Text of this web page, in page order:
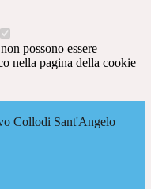
possono essere
nella pagina della cookie
Collodi Sant'Angelo